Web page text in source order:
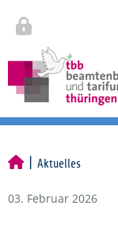
Aktuelles
03. Februar 2026